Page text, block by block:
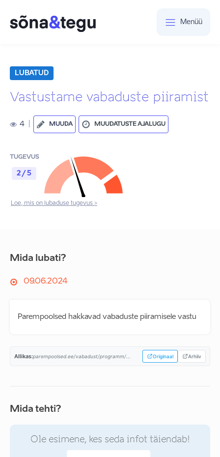
Menüü
LUBATUD
Vastustame vabaduste piiramist
4 MUUDA MUUDATUSTE AJALUGU
TUGEVUS
2 / 5
Loe, mis on lubaduse tugevus >
Mida lubati?
09.06.2024
Parempoolsed hakkavad vabaduste piiramisele vastu
Allikas:parempoolsed.ee/vabadust/programm/... Originaal Arhiiv
Mida tehti?
Ole esimene, kes seda infot täiendab!